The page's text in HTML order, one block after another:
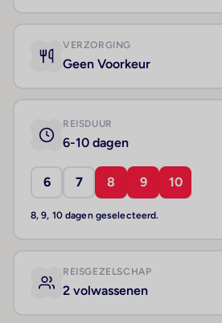
VERZORGING
Geen Voorkeur
REISDUUR
6-10 dagen
6 7 8 9 10
8, 9, 10 dagen geselecteerd.
REISGEZELSCHAP
2 volwassenen